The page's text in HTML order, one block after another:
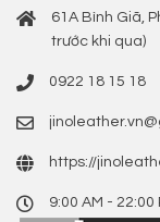
61A Bình Giã,
trước khi qua)
0922 18 15 18
https://
9:00 AM - 22:00